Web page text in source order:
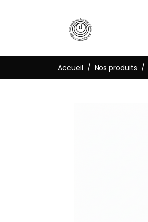
Accueil Nos produits